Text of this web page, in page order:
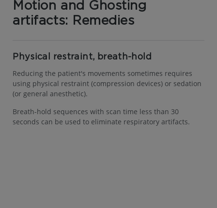
Motion and Ghosting
artifacts: Remedies
Physical restraint, breath-hold
Reducing the patient's movements sometimes requires
using physical restraint (compression devices) or sedation
(or general anesthetic).
Breath-hold sequences with scan time less than 30
seconds can be used to eliminate respiratory artifacts.